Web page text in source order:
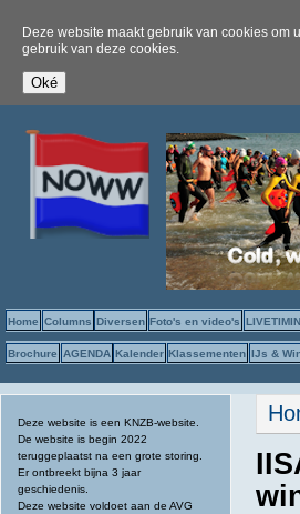
Deze website maakt gebruik van cookies om
gebruik van deze cookies.
Home Columns Diversen Foto's en video's
Brochure AGENDA Kalender Klassementen IJs &
Deze website is een KNZB-website.
De website is begin 2022
teruggeplaatst na een grote storing.
Er ontbreekt bijna 3 jaar
geschiedenis.
Deze website voldoet aan de AVG
U